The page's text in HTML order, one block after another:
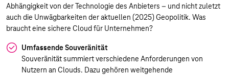
Abhängigkeit von der Technologie des Anbieters – und nicht zuletzt
auch die Unwägbarkeiten der aktuellen (2025) Geopolitik. Was
braucht eine sichere Cloud für Unternehmen?
Umfassende Souveränität
Souveränität summiert verschiedene Anforderungen von
Nutzern an Clouds. Dazu gehören weitgehende